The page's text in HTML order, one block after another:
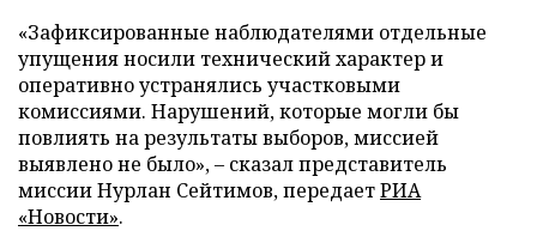
«Зафиксированные наблюдателями отдельные
упущения носили технический характер и
оперативно устранялись участковыми
комиссиями. Нарушений, которые могли бы
повлиять на результаты выборов, миссией
выявлено не было», – сказал представитель
миссии Нурлан Сейтимов, передаетРИА
«Новости».